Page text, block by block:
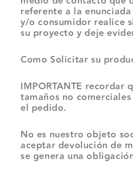
referente a la
y/o consumidor realice
su proyecto y deje
Como Solicitar su
IMPORTANTE
tamaños no
el pedido.
No es nuestro objeto
aceptar devolución de
se genera una